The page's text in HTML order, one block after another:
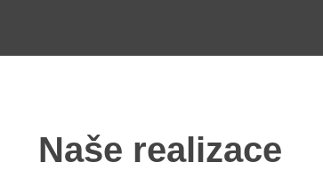
Naše realizace